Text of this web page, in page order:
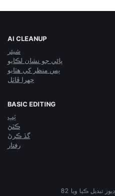
AI CLEANUP
شيئر
پاڻي جو نشان لڪايو
پس منظر کي هٽايو
چهرا ڦاٽل
BASIC EDITING
ٽِپ
ڪٽڻ
گڏ ڪرڻ
رفتار
وڊيوز تبديل ڪيا ويا